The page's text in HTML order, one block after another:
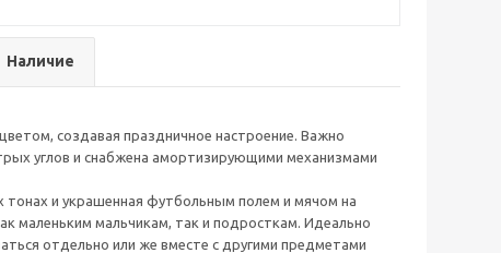
Наличие
создавая праздничное настроение. Важно
углов и снабжена амортизирующими механизмами
тонах и украшенная футбольным полем и мячом на
маленьким мальчикам, так и подросткам. Идеально
отдельно или же вместе с другими предметами